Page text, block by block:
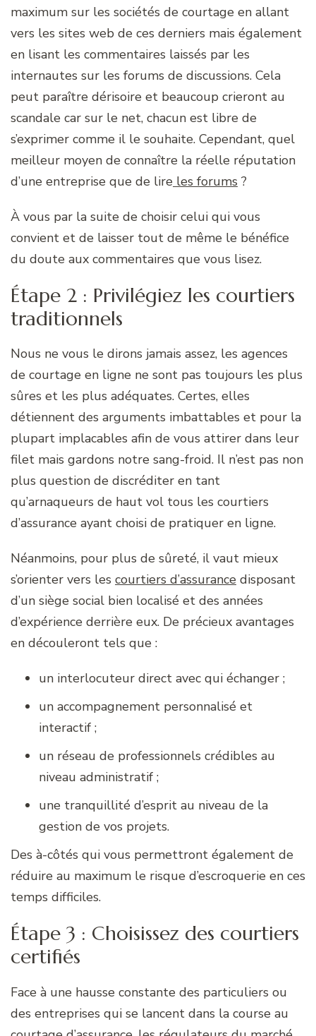
maximum sur les sociétés de courtage en allant
vers les sites web de ces derniers mais également
en lisant les commentaires laissés par les
internautes sur les forums de discussions. Cela
peut paraître dérisoire et beaucoup crieront au
scandale car sur le net, chacun est libre de
s’exprimer comme il le souhaite. Cependant, quel
meilleur moyen de connaître la réelle réputation
d’une entreprise que de lire les forums ?
À vous par la suite de choisir celui qui vous
convient et de laisser tout de même le bénéfice
du doute aux commentaires que vous lisez.
Étape 2 : Privilégiez les courtiers
traditionnels
Nous ne vous le dirons jamais assez, les agences
de courtage en ligne ne sont pas toujours les plus
sûres et les plus adéquates. Certes, elles
détiennent des arguments imbattables et pour la
plupart implacables afin de vous attirer dans leur
filet mais gardons notre sang-froid. Il n’est pas non
plus question de discréditer en tant
qu’arnaqueurs de haut vol tous les courtiers
d’assurance ayant choisi de pratiquer en ligne.
Néanmoins, pour plus de sûreté, il vaut mieux
s’orienter vers les courtiers d’assurance disposant
d’un siège social bien localisé et des années
d’expérience derrière eux. De précieux avantages
en découleront tels que :
un interlocuteur direct avec qui échanger ;
un accompagnement personnalisé et
interactif ;
un réseau de professionnels crédibles au
niveau administratif ;
une tranquillité d’esprit au niveau de la
gestion de vos projets.
Des à-côtés qui vous permettront également de
réduire au maximum le risque d’escroquerie en ces
temps difficiles.
Étape 3 : Choisissez des courtiers
certifiés
Face à une hausse constante des particuliers ou
des entreprises qui se lancent dans la course au